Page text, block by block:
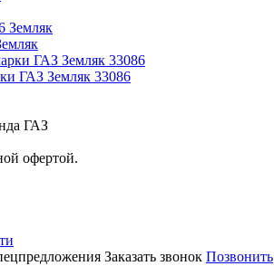
ГАЗ Земляк 33086
ГАЗ
офертой.
Заказать звонок Позвонить